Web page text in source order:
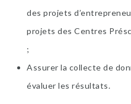
des projets
projets des Centres
;
Assurer la collecte de
évaluer les résultats.